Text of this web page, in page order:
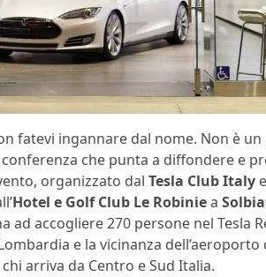
fatevi ingannare dal nome. Non è
che punta a diffondere e
organizzato dal Tesla Club Italy
Hotel e Golf Club Le Robiniea
ad accogliere 270 persone nel Tesla
e la vicinanza
arriva da Centro e Sud Italia.